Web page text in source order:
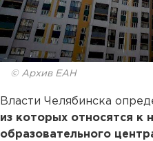
© Архив ЕАН
Власти Челябинска
из которых относятся к
образовательного